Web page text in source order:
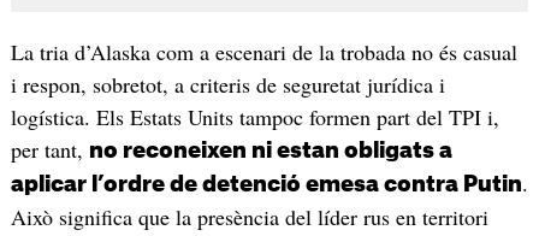
La tria d’Alaska com a escenari de la trobada no és casual
i respon, sobretot, a criteris de seguretat jurídica i
logística. Els Estats Units tampoc formen part del TPI i,
per tant, no reconeixen ni estan obligats a
aplicar l’ordre de detenció emesa contra Putin.
Això significa que la presència del líder rus en territori